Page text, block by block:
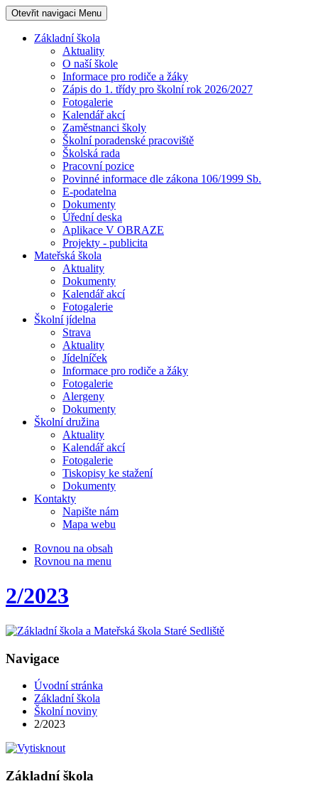
Otevřit navigaci Menu
Základní škola
Aktuality
O naší škole
Informace pro rodiče a žáky
Zápis do 1. třídy pro školní rok 2026/2027
Fotogalerie
Kalendář akcí
Zaměstnanci školy
Školní poradenské pracoviště
Školská rada
Pracovní pozice
Povinné informace dle zákona 106/1999 Sb.
E-podatelna
Dokumenty
Úřední deska
Aplikace V OBRAZE
Projekty - publicita
Mateřská škola
Aktuality
Dokumenty
Kalendář akcí
Fotogalerie
Školní jídelna
Strava
Aktuality
Jídelníček
Informace pro rodiče a žáky
Fotogalerie
Alergeny
Dokumenty
Školní družina
Aktuality
Kalendář akcí
Fotogalerie
Tiskopisy ke stažení
Dokumenty
Kontakty
Napište nám
Mapa webu
Rovnou na obsah
Rovnou na menu
2/2023
Navigace
Úvodní stránka
Základní škola
Školní noviny
2/2023
Základní škola